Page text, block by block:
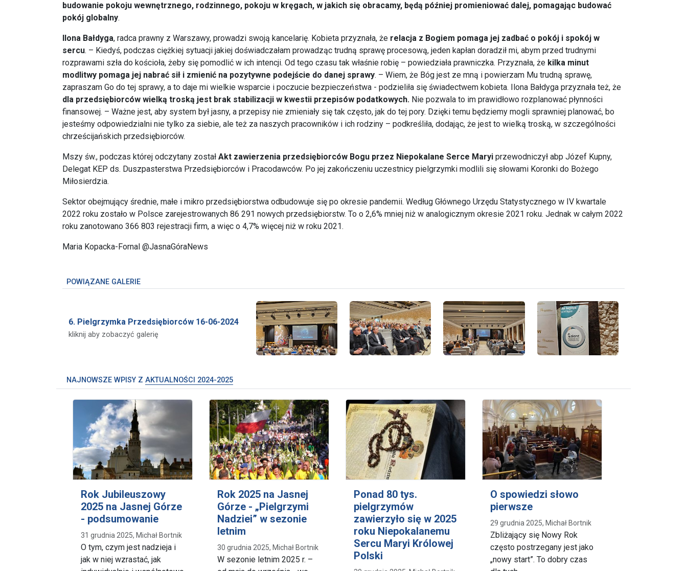
budowanie pokoju wewnętrznego, rodzinnego, pokoju w kręgach, w jakich się obracamy, będą później promieniować dalej, pomagając budować
pokój globalny.
Ilona Bałdyga, radca prawny z Warszawy, prowadzi swoją kancelarię. Kobieta przyznała, że relacja z Bogiem pomaga jej zadbać o pokój i spokój w
sercu. – Kiedyś, podczas ciężkiej sytuacji jakiej doświadczałam prowadząc trudną sprawę procesową, jeden kapłan doradził mi, abym przed trudnymi
rozprawami szła do kościoła, żeby się pomodlić w ich intencji. Od tego czasu tak właśnie robię – powiedziała prawniczka. Przyznała, że kilka minut
modlitwy pomaga jej nabrać sił i zmienić na pozytywne podejście do danej sprawy. – Wiem, że Bóg jest ze mną i powierzam Mu trudną sprawę,
zapraszam Go do tej sprawy, a to daje mi wielkie wsparcie i poczucie bezpieczeństwa - podzieliła się świadectwem kobieta. Ilona Bałdyga przyznała też, że
dla przedsiębiorców wielką troską jest brak stabilizacji w kwestii przepisów podatkowych. Nie pozwala to im prawidłowo rozplanować płynności
finansowej. – Ważne jest, aby system był jasny, a przepisy nie zmieniały się tak często, jak do tej pory. Dzięki temu będziemy mogli sprawniej planować, bo
jesteśmy odpowiedzialni nie tylko za siebie, ale też za naszych pracowników i ich rodziny – podkreśliła, dodając, że jest to wielką troską, w szczególności
chrześcijańskich przedsiębiorców.
Mszy św., podczas której odczytany został Akt zawierzenia przedsiębiorców Bogu przez Niepokalane Serce Maryi przewodniczył abp Józef Kupny,
Delegat KEP ds. Duszpasterstwa Przedsiębiorców i Pracodawców. Po jej zakończeniu uczestnicy pielgrzymki modlili się słowami Koronki do Bożego
Miłosierdzia.
Sektor obejmujący średnie, małe i mikro przedsiębiorstwa odbudowuje się po okresie pandemii. Według Głównego Urzędu Statystycznego w IV kwartale
2022 roku zostało w Polsce zarejestrowanych 86 291 nowych przedsiębiorstw. To o 2,6% mniej niż w analogicznym okresie 2021 roku. Jednak w całym 2022
roku zanotowano 366 803 rejestracji firm, a więc o 4,7% więcej niż w roku 2021.
Maria Kopacka-Fornal @JasnaGóraNews
POWIĄZANE GALERIE
6. Pielgrzymka Przedsiębiorców 16-06-2024
kliknij aby zobaczyć galerię
NAJNOWSZE WPISY Z AKTUALNOŚCI 2024-2025
Rok Jubileuszowy
2025 na Jasnej Górze
- podsumowanie
31 grudnia 2025, Michał Bortnik
O tym, czym jest nadzieja i
jak w niej wzrastać, jak
Rok 2025 na Jasnej
Górze - „Pielgrzymi
Nadziei” w sezonie
letnim
30 grudnia 2025, Michał Bortnik
W sezonie letnim 2025 r. –
Ponad 80 tys.
pielgrzymów
zawierzyło się w 2025
roku Niepokalanemu
Sercu Maryi Królowej
Polski
O spowiedzi słowo
pierwsze
29 grudnia 2025, Michał Bortnik
Zbliżający się Nowy Rok
często postrzegany jest jako
„nowy start”. To dobry czas